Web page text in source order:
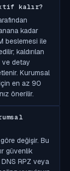
kalır?
kadar
beslemesi ile
kaldırılan
ve detay
Kurumsal
en az 90
önerilir.
değişir. Bu
güvenlik
DNS RPZ veya